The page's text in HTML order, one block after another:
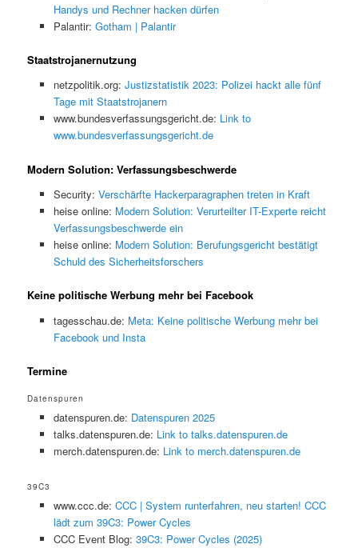
Handys und Rechner hacken dürfen
Palantir: Gotham | Palantir
Staatstrojanernutzung
netzpolitik.org: Justizstatistik 2023: Polizei hackt alle fünf
Tage mit Staatstrojanern
www.bundesverfassungsgericht.de: Link to
www.bundesverfassungsgericht.de
Modern Solution: Verfassungsbeschwerde
Security: Verschärfte Hackerparagraphen treten in Kraft
heise online: Modern Solution: Verurteilter IT-Experte reicht
Verfassungsbeschwerde ein
heise online: Modern Solution: Berufungsgericht bestätigt
Schuld des Sicherheitsforschers
Keine politische Werbung mehr bei Facebook
tagesschau.de: Meta: Keine politische Werbung mehr bei
Facebook und Insta
Termine
Datenspuren
datenspuren.de: Datenspuren 2025
talks.datenspuren.de: Link to talks.datenspuren.de
merch.datenspuren.de: Link to merch.datenspuren.de
39C3
www.ccc.de: CCC | System runterfahren, neu starten! CCC
lädt zum 39C3: Power Cycles
CCC Event Blog: 39C3: Power Cycles (2025)